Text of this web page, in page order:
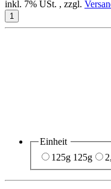
inkl. 7% USt. , zzgl.
Einheit
125g 125g